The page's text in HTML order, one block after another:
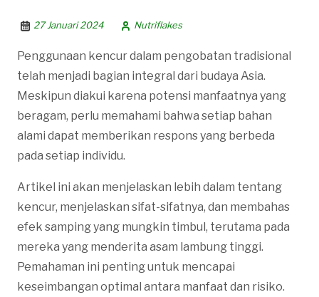
27 Januari 2024 Nutriflakes
Penggunaan kencur dalam pengobatan tradisional
telah menjadi bagian integral dari budaya Asia.
Meskipun diakui karena potensi manfaatnya yang
beragam, perlu memahami bahwa setiap bahan
alami dapat memberikan respons yang berbeda
pada setiap individu.
Artikel ini akan menjelaskan lebih dalam tentang
kencur, menjelaskan sifat-sifatnya, dan membahas
efek samping yang mungkin timbul, terutama pada
mereka yang menderita asam lambung tinggi.
Pemahaman ini penting untuk mencapai
keseimbangan optimal antara manfaat dan risiko.